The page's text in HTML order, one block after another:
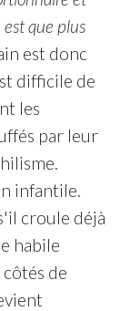
que plus
est donc
difficile de
les
par leur
infantile.
croule déjà
habile
de